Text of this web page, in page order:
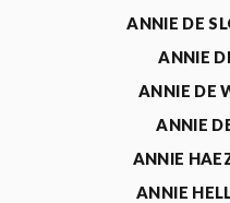
ANNIE DE
ANNIE
ANNIE DE
ANNIE
ANNIE
ANNIE